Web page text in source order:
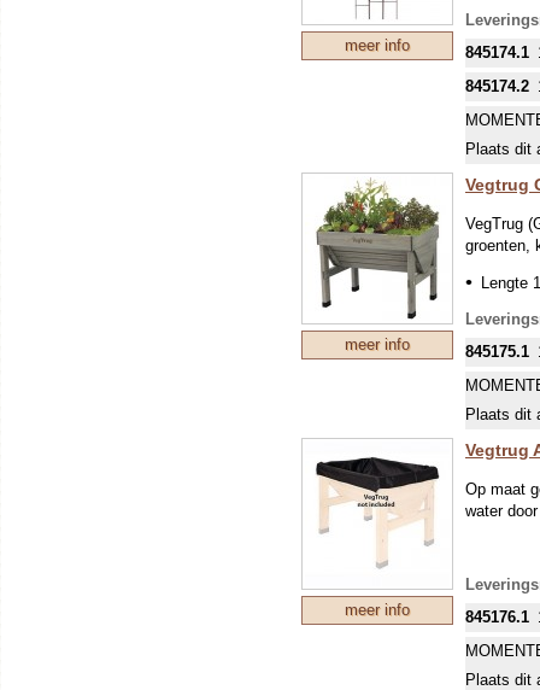
meer info
te
845174.1
845174.2
Plaats dit
meer info
Vegtrug
VegTrug
groenten,
Het
De bak
doorlaat.
Voor
De
Maak de
eerst een
de teelt
845175.1
Plaats dit
meer info
Vegtrug
Op maat
water
845176.1
Plaats dit